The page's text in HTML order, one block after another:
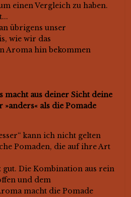
einen Vergleich zu haben.
übrigens unser
wie wir das
Aroma hin bekommen
aus deiner Sicht deine
»anders« als die Pomade
kann ich nicht gelten
Pomaden, die auf ihre Art
gut. Die Kombination aus rein
und dem
macht die Pomade